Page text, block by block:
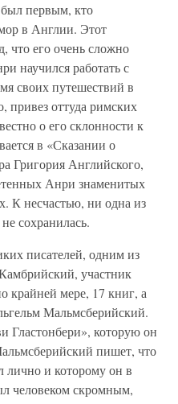
первым, кто
в Англии. Этот
что его очень сложно
научился работать с
своих путешествий в
привез оттуда римских
о его склонности к
в «Сказании о
Григория Английского,
Анри знаменитых
К несчастью, ни одна из
сохранилась.
писателей, одним из
участник
крайней мере, 17 книг, а
Мальмсберийский.
Гластонбери», которую он
пишет, что
лично и которому он в
человеком скромным,